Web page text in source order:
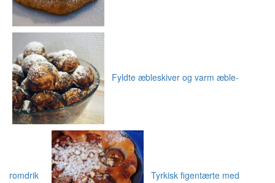
Fyldte æbleskiver og varm æble-
romdrik Tyrkisk figentærte med